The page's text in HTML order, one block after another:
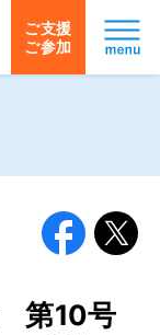
ご支援
ご参加
第10号